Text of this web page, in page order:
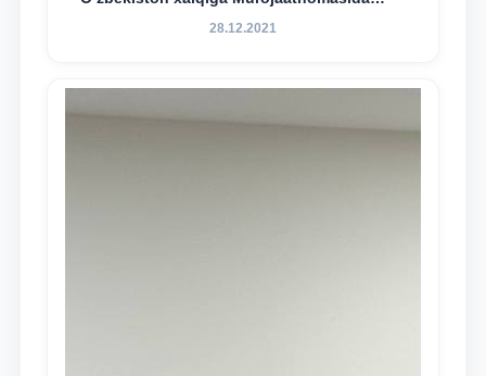
belgilangan vazifalar mazmun-mohiyatini
dayjesti
28.12.2021